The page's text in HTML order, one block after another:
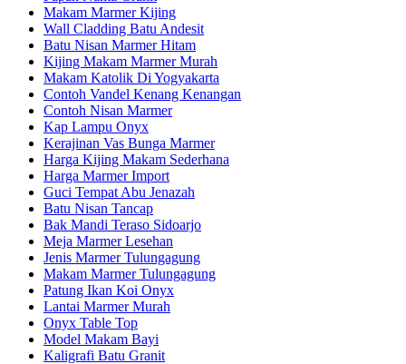
Makam Marmer Kijing
Wall Cladding Batu Andesit
Batu Nisan Marmer Hitam
Kijing Makam Marmer Murah
Makam Katolik Di Yogyakarta
Contoh Vandel Kenang Kenangan
Contoh Nisan Marmer
Kap Lampu Onyx
Kerajinan Vas Bunga Marmer
Harga Kijing Makam Sederhana
Harga Marmer Import
Guci Tempat Abu Jenazah
Batu Nisan Tancap
Bak Mandi Teraso Sidoarjo
Meja Marmer Lesehan
Jenis Marmer Tulungagung
Makam Marmer Tulungagung
Patung Ikan Koi Onyx
Lantai Marmer Murah
Onyx Table Top
Model Makam Bayi
Kaligrafi Batu Granit